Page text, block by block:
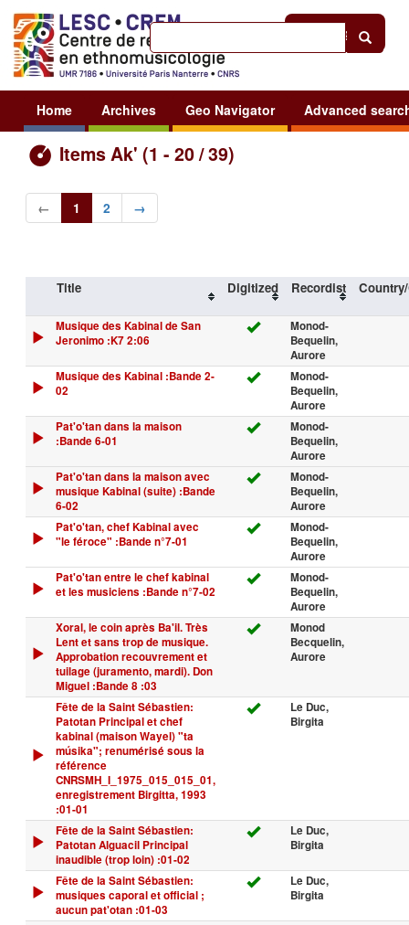
Sign in
Home Archives Geo Navigator Advanced
Items Ak' (1 - 20 / 39)
← 1 2 →
Title Digitized Recordist
Musique des Kabinal de San
Jeronimo :K7 2:06
Monod-
Bequelin,
Aurore
Musique des Kabinal :Bande 2-
02
Monod-
Bequelin,
Aurore
Pat'o'tan dans la maison
:Bande 6-01
Monod-
Bequelin,
Aurore
Pat'o'tan dans la maison avec
musique Kabinal (suite) :Bande
6-02
Monod-
Bequelin,
Aurore
Pat'o'tan, chef Kabinal avec
"le féroce" :Bande n°7-01
Monod-
Bequelin,
Aurore
Pat'o'tan entre le chef kabinal
et les musiciens :Bande n°7-02
Monod-
Bequelin,
Aurore
Xoral, le coin après Ba'il. Très
Lent et sans trop de musique.
Approbation recouvrement et
tuilage (juramento, mardi). Don
Miguel :Bande 8 :03
Monod
Becquelin,
Aurore
Fête de la Saint Sébastien:
Patotan Principal et chef
kabinal (maison Wayel) "ta
músika"; renumérisé sous la
référence
CNRSMH_I_1975_015_015_01,
enregistrement Birgitta, 1993
:01-01
Le Duc,
Birgita
Fête de la Saint Sébastien:
Patotan Alguacil Principal
inaudible (trop loin) :01-02
Le Duc,
Birgita
Fête de la Saint Sébastien:
musiques caporal et official ;
aucun pat'otan :01-03
Le Duc,
Birgita